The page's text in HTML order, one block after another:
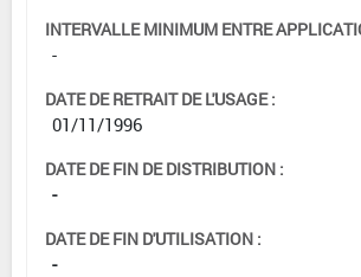
INTERVALLE MINIMUM ENTRE
-
DATE DE RETRAIT DE L'USAGE :
01/11/1996
DATE DE FIN DE DISTRIBUTION :
-
DATE DE FIN D'UTILISATION :
-